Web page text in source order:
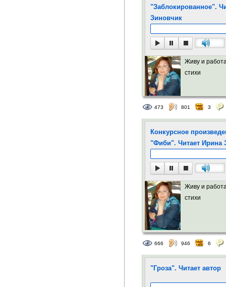
Регистрация:6
"Заблокированное".
Зиновчик
Живу и
стихи
473 801 3
Конкурсное
"Фиби". Читает Ирина
Живу и
стихи
666 946 6
"Гроза". Читает автор